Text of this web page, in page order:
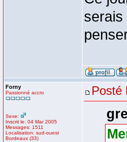
serais
Forny
Passionné accro
Sexe:
Inscrit le: 04 Mar 2005
Messages: 1511
Localisation: sud-ouest
Bordeaux (33)
Posté